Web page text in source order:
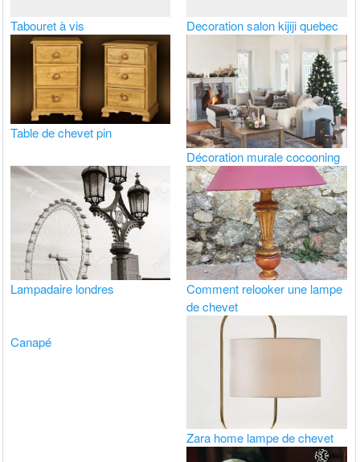
Tabouret à vis Decoration salon kijiji quebec
Table de chevet pin
Décoration murale cocooning
Lampadaire londres
Comment relooker une lampe
de chevet
Canapé
Zara home lampe de chevet